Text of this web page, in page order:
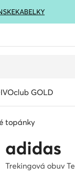
KABELKY
GOLD
topánky
adidas
Trekingová obuv